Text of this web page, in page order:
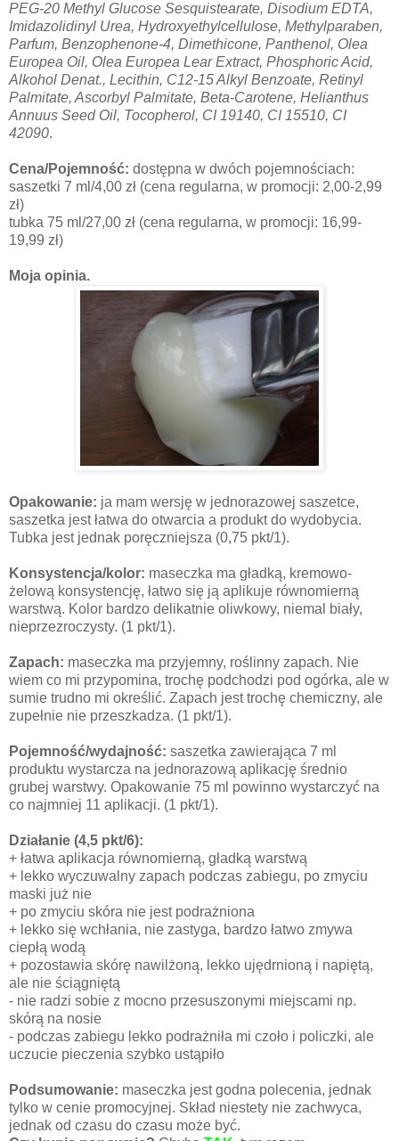
PEG-20 Methyl Glucose Sesquistearate, Disodium EDTA,
Imidazolidinyl Urea, Hydroxyethylcellulose, Methylparaben,
Parfum, Benzophenone-4, Dimethicone, Panthenol, Olea
Europea Oil, Olea Europea Lear Extract, Phosphoric Acid,
Alkohol Denat., Lecithin, C12-15 Alkyl Benzoate, Retinyl
Palmitate, Ascorbyl Palmitate, Beta-Carotene, Helianthus
Annuus Seed Oil, Tocopherol, CI 19140, CI 15510, CI
42090.
Cena/Pojemność: dostępna w dwóch pojemnościach:
saszetki 7 ml/4,00 zł (cena regularna, w promocji: 2,00-2,99
zł)
tubka 75 ml/27,00 zł (cena regularna, w promocji: 16,99-
19,99 zł)
Moja opinia.
Opakowanie: ja mam wersję w jednorazowej saszetce,
saszetka jest łatwa do otwarcia a produkt do wydobycia.
Tubka jest jednak poręczniejsza (0,75 pkt/1).
Konsystencja/kolor: maseczka ma gładką, kremowo-
żelową konsystencję, łatwo się ją aplikuje równomierną
warstwą. Kolor bardzo delikatnie oliwkowy, niemal biały,
nieprzezroczysty. (1 pkt/1).
Zapach: maseczka ma przyjemny, roślinny zapach. Nie
wiem co mi przypomina, trochę podchodzi pod ogórka, ale w
sumie trudno mi określić. Zapach jest trochę chemiczny, ale
zupełnie nie przeszkadza. (1 pkt/1).
Pojemność/wydajność: saszetka zawierająca 7 ml
produktu wystarcza na jednorazową aplikację średnio
grubej warstwy. Opakowanie 75 ml powinno wystarczyć na
co najmniej 11 aplikacji. (1 pkt/1).
Działanie (4,5 pkt/6):
+ łatwa aplikacja równomierną, gładką warstwą
+ lekko wyczuwalny zapach podczas zabiegu, po zmyciu
maski już nie
+ po zmyciu skóra nie jest podrażniona
+ lekko się wchłania, nie zastyga, bardzo łatwo zmywa
ciepłą wodą
+ pozostawia skórę nawilżoną, lekko ujędrnioną i napiętą,
ale nie ściągniętą
- nie radzi sobie z mocno przesuszonymi miejscami np.
skórą na nosie
- podczas zabiegu lekko podrażniła mi czoło i policzki, ale
uczucie pieczenia szybko ustąpiło
Podsumowanie: maseczka jest godna polecenia, jednak
tylko w cenie promocyjnej. Skład niestety nie zachwyca,
jednak od czasu do czasu może być.